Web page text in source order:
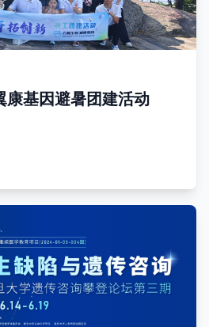
康基因避暑团建活动